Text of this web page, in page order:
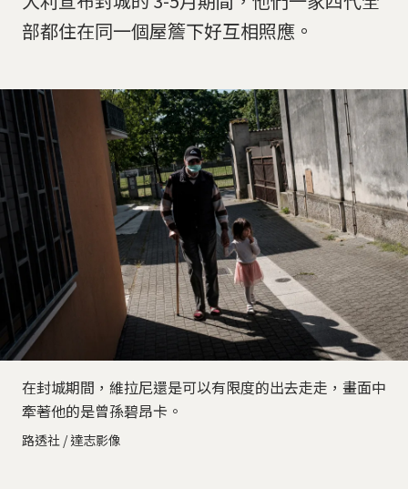
部都住在同一個屋簷下好互相照應。
在封城期間，維拉尼還是可以有限度的出去走走，畫面中
牽著他的是曾孫碧昂卡。
路透社 / 達志影像